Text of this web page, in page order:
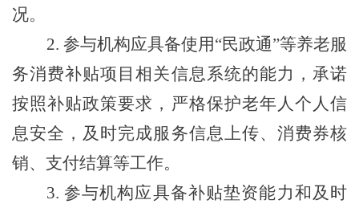
况。
2. 参与机构应具备使用“民政通”等养老服
务消费补贴项目相关信息系统的能力，承诺
按照补贴政策要求，严格保护老年人个人信
息安全，及时完成服务信息上传、消费券核
销、支付结算等工作。
3. 参与机构应具备补贴垫资能力和及时